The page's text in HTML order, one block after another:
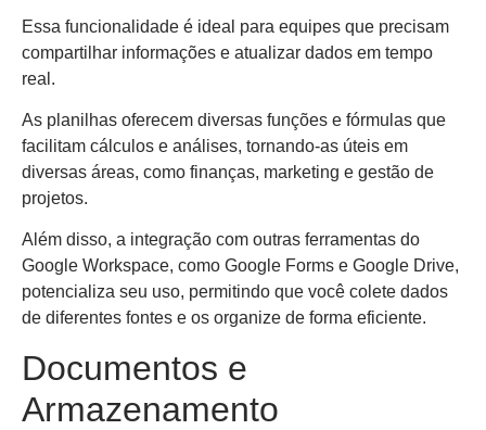
Essa funcionalidade é ideal para equipes que precisam
compartilhar informações e atualizar dados em tempo
real.
As planilhas oferecem diversas funções e fórmulas que
facilitam cálculos e análises, tornando-as úteis em
diversas áreas, como finanças, marketing e gestão de
projetos.
Além disso, a integração com outras ferramentas do
Google Workspace, como Google Forms e Google Drive,
potencializa seu uso, permitindo que você colete dados
de diferentes fontes e os organize de forma eficiente.
Documentos e
Armazenamento